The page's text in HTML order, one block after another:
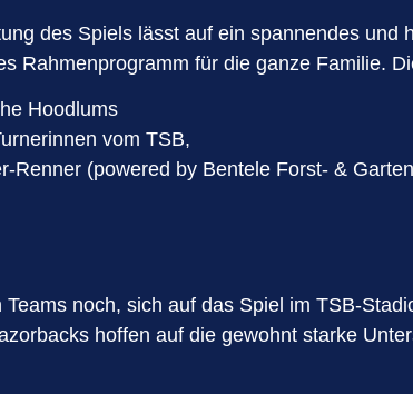
des Spiels lässt auf ein spannendes
Rahmenprogramm für die ganze Familie.
Hoodlums
vom TSB,
Renner (powered by Bentele Forst- &
Teams noch, sich auf das Spiel im TSB-
hoffen auf die gewohnt starke